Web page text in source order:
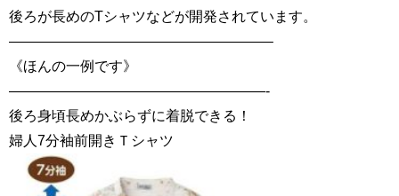
後ろが長めのTシャツなどが開発されています。
——————————————————–
《ほんの一例です》
——————————————————-
後ろ身頃長めかぶらずに着脱できる！
婦人7分袖前開きＴシャツ